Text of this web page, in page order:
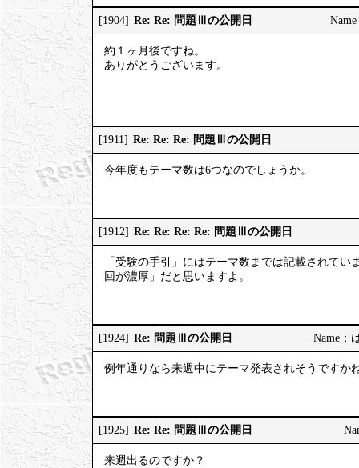
[1904] Re: Re: 問題Ⅲの公開日
約１ヶ月後ですね。
ありがとうございます。
[1911] Re: Re: Re: 問題Ⅲの公開日
今年度もテーマ数は6つなのでしょうか。
[1912] Re: Re: Re: Re: 問題Ⅲの公開日
「受験の手引」にはテーマ数までは記載されて
回が濃厚」だと思いますよ。
[1924] Re: 問題Ⅲの公開日 Name：
例年通りなら来週中にテーマ発表されそうですか
[1925] Re: Re: 問題Ⅲの公開日
来週出るのですか？